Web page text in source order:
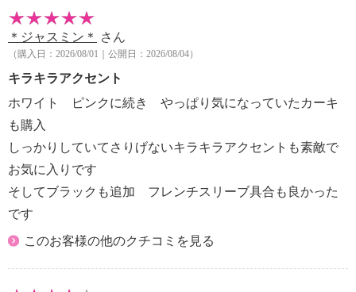
・水や汗などによる色落ち、色移り注意
・摩擦による色落ち、色移り注意
・毛玉が生じるおそれあり
・無蛍光洗剤使用
【原産国（地）】
＊ジャスミン＊ さん
（購入日：2026/08/01｜公開日：2026/08/04）
キラキラアクセント
ホワイト ピンクに続き やっぱり気になっていたカーキ
も購入
しっかりしていてさりげないキラキラアクセントも素敵で
お気に入りです
そしてブラックも追加 フレンチスリーブ具合も良かった
です
このお客様の他のクチコミを見る